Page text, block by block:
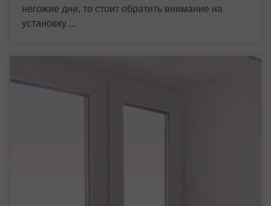
негожие дни, то стоит обратить внимание на
установку ...